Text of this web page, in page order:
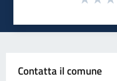
Contatta il comune